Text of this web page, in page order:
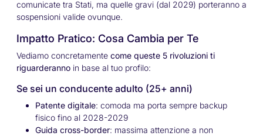
comunicate tra Stati, ma quelle gravi (dal 2029) porteranno a
sospensioni valide ovunque.
Impatto Pratico: Cosa Cambia per Te
Vediamo concretamente come queste 5 rivoluzioni ti
riguarderanno in base al tuo profilo:
Se sei un conducente adulto (25+ anni)
Patente digitale: comoda ma porta sempre backup
fisico fino al 2028-2029
Guida cross-border: massima attenzione a non